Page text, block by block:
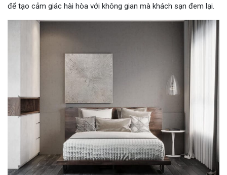
để tạo cảm giác hài hòa với không gian mà khách sạn đem lại.